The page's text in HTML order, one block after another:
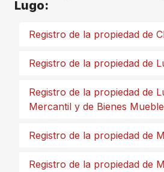
Lugo:
Registro de la propiedad de
Registro de la propiedad de
Registro de la propiedad de
Mercantil y de Bienes
Registro de la propiedad de
Registro de la propiedad de